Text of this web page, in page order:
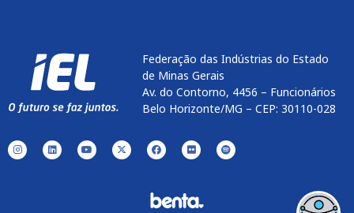
Federação das Indústrias do Estado
de Minas Gerais
Av. do Contorno, 4456 – Funcionários
Belo Horizonte/MG – CEP: 30110-028